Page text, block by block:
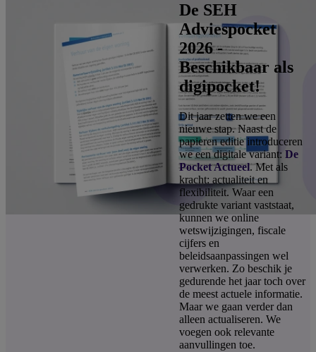
De SEH
Adviespocket
2026 -
Beschikbaar als
digipocket!
Dit jaar zetten we een
nieuwe stap. Naast de
papieren editie introduceren
we een digitale variant: De
Pocket Actueel. Met als
kracht: actualiteit en
flexibiliteit. Waar een
gedrukte variant vaststaat,
kunnen we online
wetswijzigingen, fiscale
cijfers en
beleidsaanpassingen wel
verwerken. Zo beschik je
gedurende het jaar toch over
de meest actuele informatie.
Maar we gaan verder dan
alleen actualiseren. We
voegen ook relevante
aanvullingen toe.